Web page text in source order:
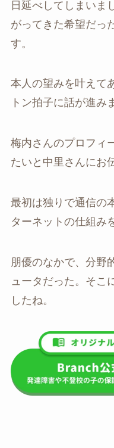
日延べしてしまいま
がってきた希望だっ
す。
本人の望みを叶えて
トン拍子に話が進み
梅内さんのプロフィ
たいと中里さんにお
最初は独りで通信の
ターネットの仕組み
朋優のなかで、分野
ュータだった。そこ
したね。